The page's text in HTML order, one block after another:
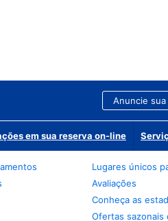
Anuncie
em sua reserva on-line
Lugares únicos
Avaliações
Conheça as
Ofertas sazonais